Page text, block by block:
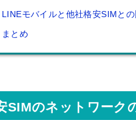
LINEモバイルと他社格安SIMと
まとめ
SIMのネットワーク